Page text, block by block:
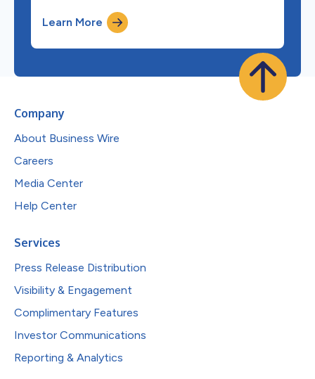
Learn More
Company
About Business Wire
Careers
Media Center
Help Center
Services
Press Release Distribution
Visibility & Engagement
Complimentary Features
Investor Communications
Reporting & Analytics